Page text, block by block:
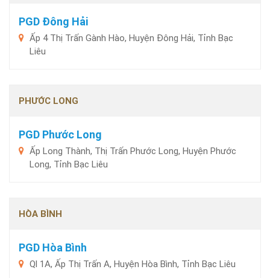
PGD Đông Hải
Ấp 4 Thị Trấn Gành Hào, Huyện Đông Hải, Tỉnh Bạc
Liêu
PHƯỚC LONG
PGD Phước Long
Ấp Long Thành, Thị Trấn Phước Long, Huyện Phước
Long, Tỉnh Bạc Liêu
HÒA BÌNH
PGD Hòa Bình
Ql 1A, Ấp Thị Trấn A, Huyện Hòa Bình, Tỉnh Bạc Liêu